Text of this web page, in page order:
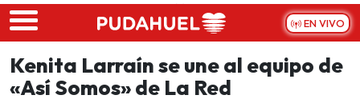
Skip to main content
EN VIVO
Kenita Larraín se une al equipo de
«Así Somos» de La Red